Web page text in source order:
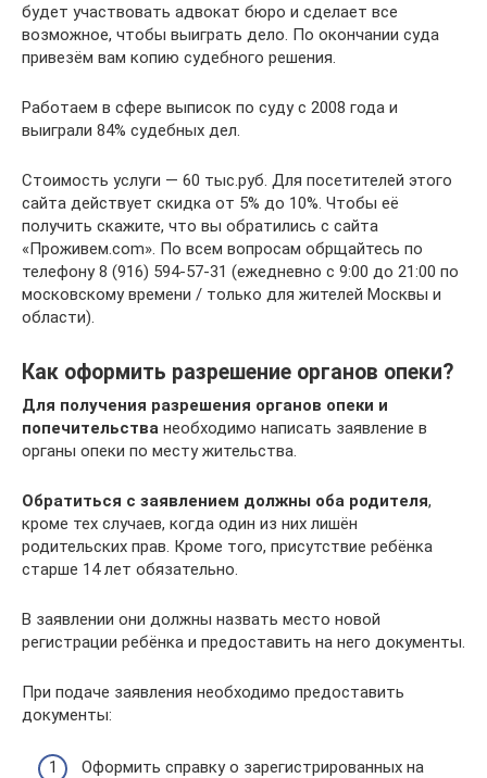
будет участвовать адвокат бюро и сделает все
возможное, чтобы выиграть дело. По окончании суда
привезём вам копию судебного решения.
Работаем в сфере выписок по суду с 2008 года и
выиграли 84% судебных дел.
Стоимость услуги — 60 тыс.руб. Для посетителей этого
сайта действует скидка от 5% до 10%. Чтобы её
получить скажите, что вы обратились с сайта
«Проживем.com». По всем вопросам обрщайтесь по
телефону 8 (916) 594-57-31 (ежедневно с 9:00 до 21:00 по
московскому времени / только для жителей Москвы и
области).
Как оформить разрешение органов опеки?
Для получения разрешения органов опеки и
попечительства необходимо написать заявление в
органы опеки по месту жительства.
Обратиться с заявлением должны оба родителя,
кроме тех случаев, когда один из них лишён
родительских прав. Кроме того, присутствие ребёнка
старше 14 лет обязательно.
В заявлении они должны назвать место новой
регистрации ребёнка и предоставить на него документы.
При подаче заявления необходимо предоставить
документы:
Оформить справку о зарегистрированных на